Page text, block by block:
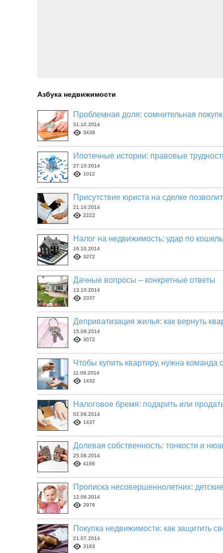
Азбука недвижимости
Проблемная доля: сомнительная
31.10.2014
3438
Ипотечные истории: правовые
27.10.2014
1012
Присутствие юриста на сделке
21.10.2014
2222
Налог на недвижимость: удар по
16.10.2014
3272
Дачные вопросы – конкретные ответы
13.10.2014
2037
Деприватизация жилья: как вернуть
15.09.2014
3072
Чтобы купить квартиру, нужна команда
11.09.2014
1432
Налоговое бремя: подарить или
02.09.2014
1437
Долевая собственность: тонкости и
25.08.2014
4166
Прописка несовершеннолетних:
12.08.2014
2976
Покупка недвижимости: как защитить
21.07.2014
3163